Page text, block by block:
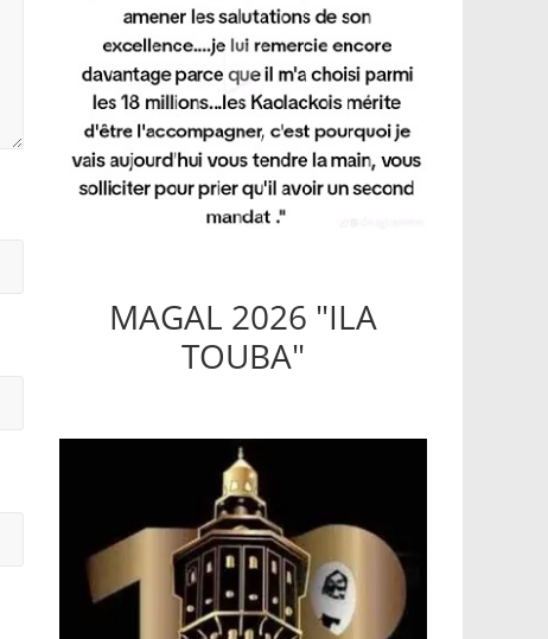
MAGAL 2026 "ILA
TOUBA"